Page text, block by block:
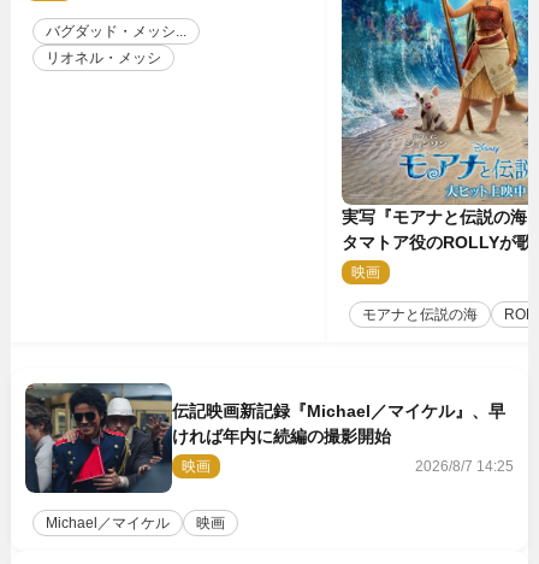
バグダッド・メッシ...
リオネル・メッシ
実写『モアナと伝説の海
タマトア役のROLLYが歌
スな劇中歌「シャイニー
映画
モアナと伝説の海
伝記映画新記録『Michael／マイケル』、早
ければ年内に続編の撮影開始
映画 2026/8/7 14:25
Michael／マイケル 映画